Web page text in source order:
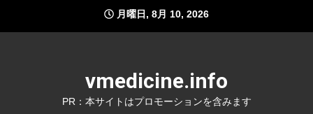
content
月曜日, 8月 10, 2026
vmedicine.info
PR：本サイトはプロモーションを含みます